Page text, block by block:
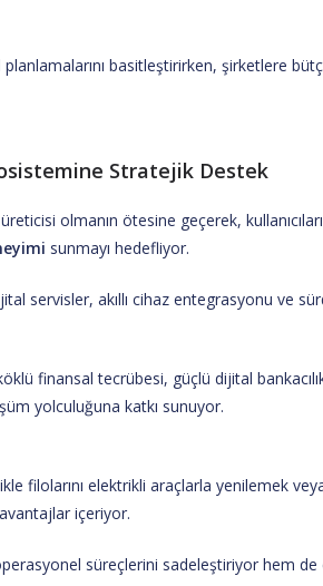
basitleştirirken, şirketlere
Stratejik Destek
olmanın ötesine geçerek,
sunmayı hedefliyor.
servisler, akıllı cihaz entegrasyonu ve
finansal tecrübesi, güçlü dijital
yolculuğuna katkı sunuyor.
filolarını elektrikli araçlarla yenilemek
içeriyor.
süreçlerini sadeleştiriyor hem de